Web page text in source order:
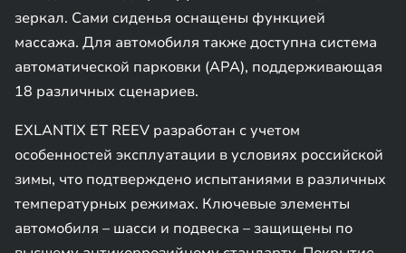
зеркал. Сами cиденья оснащены функцией
массажа. Для автомобиля также доступна система
автоматической парковки (APA), поддерживающая
18 различных сценариев.
EXLANTIX ET REEV разработан с учетом
особенностей эксплуатации в условиях российской
зимы, что подтверждено испытаниями в различных
температурных режимах. Ключевые элементы
автомобиля – шасси и подвеска – защищены по